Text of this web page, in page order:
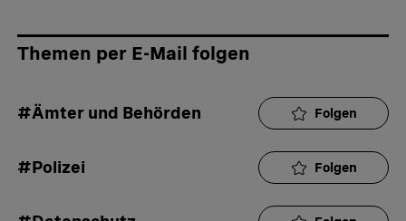
Themen per E-Mail folgen
#Ämter und Behörden Folgen
#Polizei Folgen